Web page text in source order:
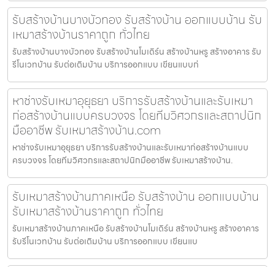
รับสร้างบ้านบางบัวทอง รับสร้างบ้าน ออกแบบบ้าน รับ
เหมาสร้างบ้านราคาถูก ทั่วไทย
รับสร้างบ้านบางบัวทอง รับสร้างบ้านโมเดิร์น สร้างบ้านหรู สร้างอาคาร รับ
รีโนเวทบ้าน รับต่อเติมบ้าน บริการออกแบบ เขียนแบบก่
หาช่างรับเหมาอุยุธยา บริการรับสร้างบ้านและรับเหมา
ก่อสร้างบ้านแบบครบวงจร โดยทีมวิศวกรและสถาปนิก
มืออาชีพ รับเหมาสร้างบ้าน.com
หาช่างรับเหมาอุยุธยา บริการรับสร้างบ้านและรับเหมาก่อสร้างบ้านแบบ
ครบวงจร โดยทีมวิศวกรและสถาปนิกมืออาชีพ รับเหมาสร้างบ้าน.
รับเหมาสร้างบ้านภาคเหนือ รับสร้างบ้าน ออกแบบบ้าน
รับเหมาสร้างบ้านราคาถูก ทั่วไทย
รับเหมาสร้างบ้านภาคเหนือ รับสร้างบ้านโมเดิร์น สร้างบ้านหรู สร้างอาคาร
รับรีโนเวทบ้าน รับต่อเติมบ้าน บริการออกแบบ เขียนแบ